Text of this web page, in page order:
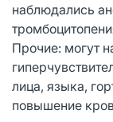
наблюдались
Прочие: могут
лица, языка,
повышение